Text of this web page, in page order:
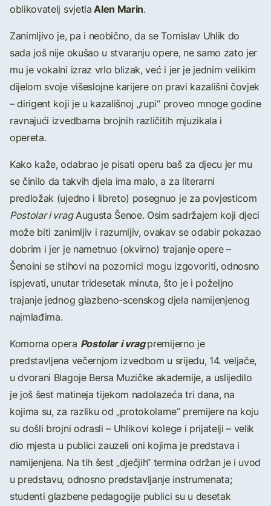
oblikovatelj svjetlaAlen Marin.
Zanimljivo je, pa i neobično, da se Tomislav Uhlik do
sada još nije okušao u stvaranju opere, ne samo zato jer
mu je vokalni izraz vrlo blizak, već i jer je jednim velikim
dijelom svoje višeslojne karijere on pravi kazališni čovjek
– dirigent koji je u kazališnoj „rupi“ proveo mnoge godine
ravnajući izvedbama brojnih različitih mjuzikala i
opereta.
Kako kaže, odabrao je pisati operu baš za djecu jer mu
se činilo da takvih djela ima malo, a za literarni
predložak (ujedno i libreto) posegnuo je za povjesticom
Postolar i vragAugusta Šenoe. Osim sadržajem koji djeci
može biti zanimljiv i razumljiv, ovakav se odabir pokazao
dobrim i jer je nametnuo (okvirno) trajanje opere –
Šenoini se stihovi na pozornici mogu izgovoriti, odnosno
ispjevati, unutar tridesetak minuta, što je i poželjno
trajanje jednog glazbeno-scenskog djela namijenjenog
najmlađima.
Komorna opera Postolar i vragpremijerno je
predstavljena večernjom izvedbom u srijedu, 14. veljače,
u dvorani Blagoje Bersa Muzičke akademije, a uslijedilo
je još šest matineja tijekom nadolazeća tri dana, na
kojima su, za razliku od „protokolarne“ premijere na koju
su došli brojni odrasli – Uhlikovi kolege i prijatelji – velik
dio mjesta u publici zauzeli oni kojima je predstava i
namijenjena. Na tih šest „dječjih“ termina održan je i uvod
u predstavu, odnosno predstavljanje instrumenata;
studenti glazbene pedagogije publici su u desetak